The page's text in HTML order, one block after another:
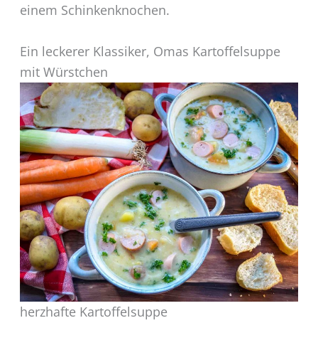
einem Schinkenknochen.
Ein leckerer Klassiker, Omas Kartoffelsuppe
mit Würstchen
herzhafte Kartoffelsuppe